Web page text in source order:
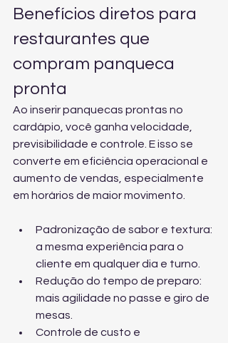
Benefícios diretos para
restaurantes que
compram panqueca
pronta
Ao inserir panquecas prontas no
cardápio, você ganha velocidade,
previsibilidade e controle. E isso se
converte em eficiência operacional e
aumento de vendas, especialmente
em horários de maior movimento.
Padronização de sabor e textura:
a mesma experiência para o
cliente em qualquer dia e turno.
Redução do tempo de preparo:
mais agilidade no passe e giro de
mesas.
Controle de custo e